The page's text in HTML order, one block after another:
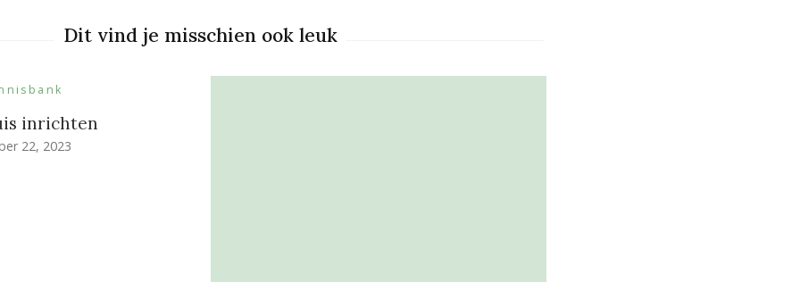
Dit vind je misschien ook leuk
inrichten
22, 2023